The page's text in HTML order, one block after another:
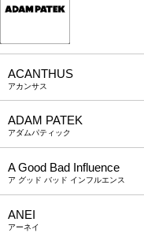
ACANTHUS
アカンサス
ADAM PATEK
アダムパティック
A Good Bad Influence
ア グッド バッド インフルエンス
ANEI
アーネイ